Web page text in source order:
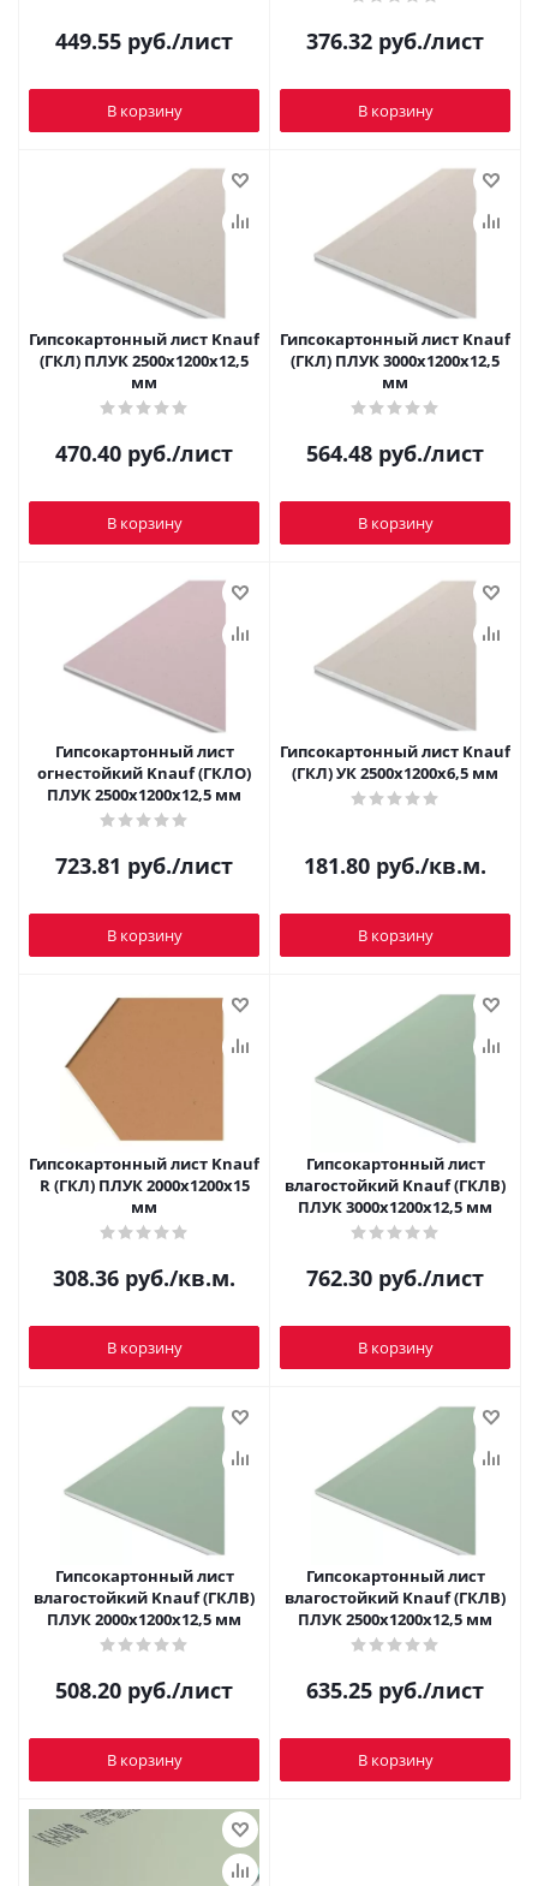
449.55 руб./лист
В корзину
376.32 руб./лист
В корзину
Гипсокартонный лист Knauf
(ГКЛ) ПЛУК 2500x1200х12,5
мм
470.40 руб./лист
В корзину
Гипсокартонный лист Knauf
(ГКЛ) ПЛУК 3000x1200х12,5
мм
564.48 руб./лист
В корзину
Гипсокартонный лист
огнестойкий Knauf (ГКЛО)
ПЛУК 2500x1200х12,5 мм
723.81 руб./лист
В корзину
Гипсокартонный лист Knauf
(ГКЛ) УК 2500х1200х6,5 мм
181.80 руб./кв.м.
В корзину
Гипсокартонный лист Knauf
R (ГКЛ) ПЛУК 2000х1200х15
мм
308.36 руб./кв.м.
В корзину
Гипсокартонный лист
влагостойкий Knauf (ГКЛВ)
ПЛУК 3000x1200х12,5 мм
762.30 руб./лист
В корзину
Гипсокартонный лист
влагостойкий Knauf (ГКЛВ)
ПЛУК 2000x1200х12,5 мм
508.20 руб./лист
В корзину
Гипсокартонный лист
влагостойкий Knauf (ГКЛВ)
ПЛУК 2500x1200х12,5 мм
635.25 руб./лист
В корзину